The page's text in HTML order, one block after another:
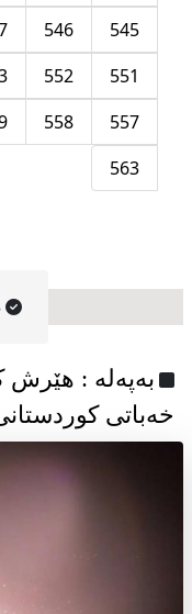
545
546
551
552
557
558
563
به‌په‌له‌ : هێرش
خەباتی